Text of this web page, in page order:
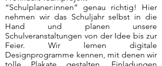
“Schulplaner:innen” genau richtig! Hier
nehmen wir das Schuljahr selbst in die
Hand und planen unsere
Schulveranstaltungen von der Idee bis zur
Feier. Wir lernen digitale
Designprogramme kennen, mit denen wir